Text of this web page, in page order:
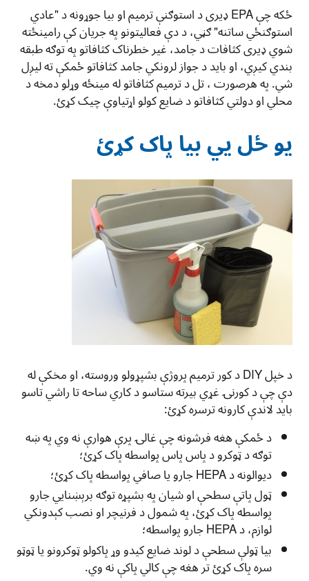
ځکه چې EPA ډیری د استوګنې ترمیم او بیا جوړونه د "عادي
استوګنځي ساتنه" ګڼي، د دې فعالیتونو په جریان کې رامینځته
شوي ډیری کثافات د جامد، غیر خطرناک کثافاتو په توګه طبقه
بندي کیږي، او باید د جواز لرونکي جامد کثافاتو ځمکې ته ليږل
شي. په هرصورت ، تل د ترمیم کثافاتو له مینځه وړلو دمخه د
محلي او دولتي کثافاتو د ضایع کولو اړتیاوې چیک کړئ.
يو ځل يي بیا پاک کړئ
د خپل DIY د کور ترمیم پروژې بشپړولو وروسته، او مخکې له
دې چې د کورنۍ غړي بیرته ستاسو د کاري ساحه تا راشي تاسو
باید لاندې کارونه ترسره کړئ:
د ځمکې هغه فرشونه چې غالۍ پرې هوارې نه وي په ښه
توګه د ټوکرو د پاس پاس پواسطه پاک کړئ؛
دیوالونه د HEPA جارو یا صافي پواسطه پاک کړئ؛
ټول پاتې سطحې او شیان په بشپړه توګه برېښنايي جارو
پواسطه پاک کړئ، په شمول د فرنیچر او نصب کېدونکي
لوازم، د HEPA جارو پواسطه؛
بیا ټولې سطحې د لوند ضايع کيدو وړ پاکولو ټوکرونو يا ټوټو
سره پاک کړئ تر هغه چې کالي پاکې نه وي.